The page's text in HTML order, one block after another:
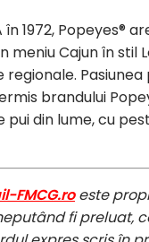
în 1972, Popeyes®
Cajun în stil
brandului
din lume, cu
FMCG.roeste
fi preluat,